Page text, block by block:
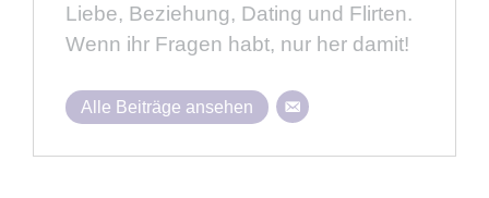
Liebe, Beziehung, Dating und Flirten.
Wenn ihr Fragen habt, nur her damit!
Alle Beiträge ansehen